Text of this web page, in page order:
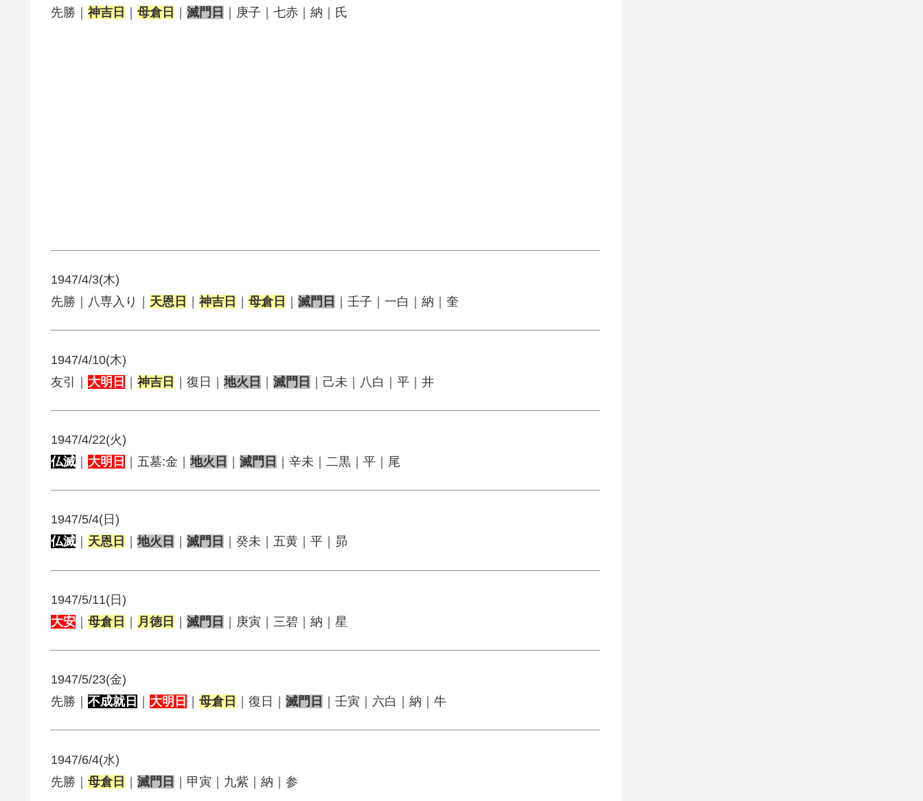
先勝｜ 神吉日 ｜ 母倉日 ｜ 滅門日 ｜庚子｜七赤｜納｜氏
1947/4/3(木)
先勝｜八専入り｜ 天恩日 神吉日 母倉日 滅門日 ｜壬子｜一白｜納｜奎
1947/4/10(木)
友引｜ 大明日 ｜ 神吉日 ｜復日｜地火日 ｜ 滅門日 ｜己未｜八白｜平｜井
1947/4/22(火)
仏滅
大明日 ｜五墓:金｜地火日 滅門日 ｜辛未｜二黒｜平｜尾
1947/5/4(日)
仏滅
天恩日 ｜地火日 滅門日 ｜癸未｜五黄｜平｜昴
1947/5/11(日)
大安 ｜ 母倉日 ｜ 月徳日 ｜ 滅門日 ｜庚寅｜三碧｜納｜星
1947/5/23(金)
先勝｜ 不成就日 大明日 母倉日 ｜復日｜ 滅門日 ｜壬寅｜六白｜納｜牛
1947/6/4(水)
先勝｜ 母倉日 ｜ 滅門日 ｜甲寅｜九紫｜納｜参